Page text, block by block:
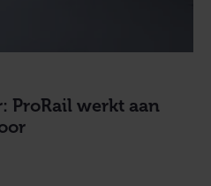
ProRail werkt aan